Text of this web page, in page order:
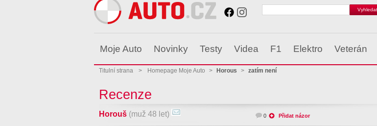
Moje Auto Novinky Testy Videa F1 Elektro Veterán
Titulní strana > Homepage Moje Auto > Horous > zatím není
Recenze
Horouš (muž 48 let) 0 Přidat názor